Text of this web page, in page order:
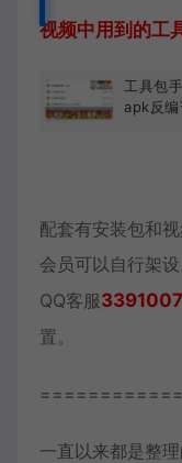
视频中用到的工
工具包
apk反
配套有安装包和
会员可以自行架
QQ客服
置。
一直以来都是整